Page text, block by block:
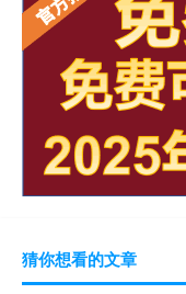
猜你想看的文章